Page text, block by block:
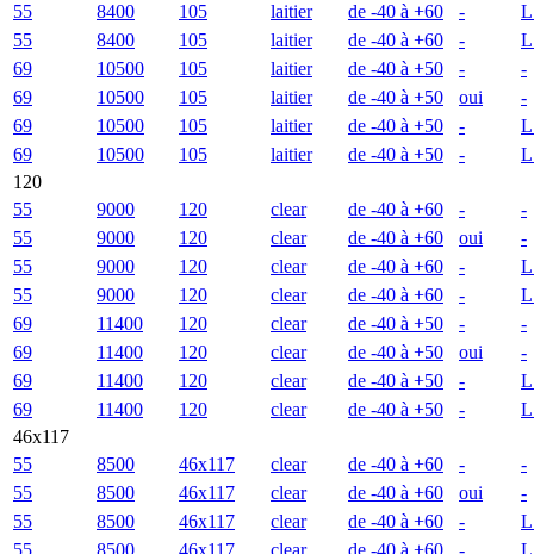
55
8400 105 laitier de -40 à +60 -
55
8400 105 laitier de -40 à +60 -
69
10500 105 laitier de -40 à +50 -
-
69
10500 105 laitier de -40 à +50 oui
-
69
10500 105 laitier de -40 à +50 -
69
10500 105 laitier de -40 à +50 -
120
55
9000 120 clear de -40 à +60 -
-
55
9000 120 clear de -40 à +60 oui
-
55
9000 120 clear de -40 à +60 -
55
9000 120 clear de -40 à +60 -
69
11400 120 clear de -40 à +50 -
-
69
11400 120 clear de -40 à +50 oui
-
69
11400 120 clear de -40 à +50 -
69
11400 120 clear de -40 à +50 -
46x117
55
8500 46x117 clear de -40 à +60 -
-
55
8500 46x117 clear de -40 à +60 oui
-
55
8500 46x117 clear de -40 à +60 -